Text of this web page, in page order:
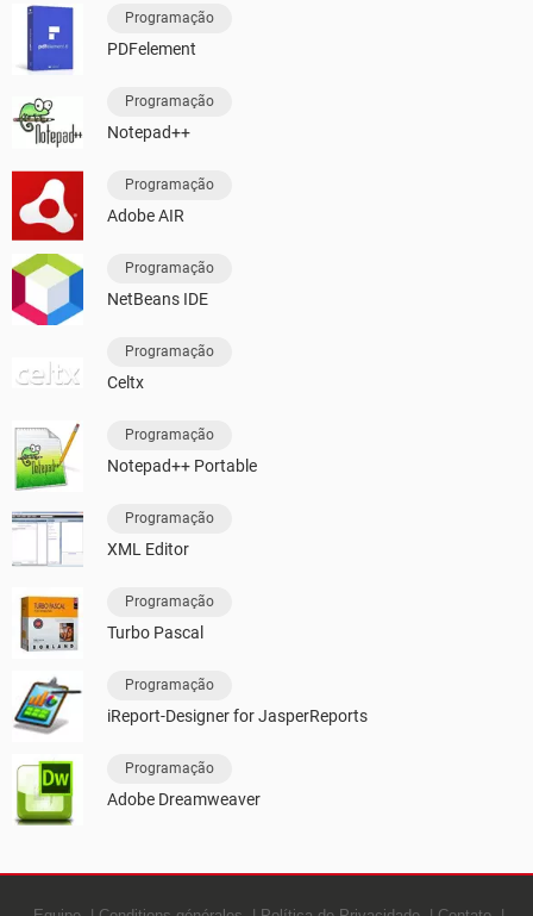
Programação
PDFelement
Programação
Notepad++
Programação
Adobe AIR
Programação
NetBeans IDE
Programação
Celtx
Programação
Notepad++ Portable
Programação
XML Editor
Programação
Turbo Pascal
Programação
iReport-Designer for JasperReports
Programação
Adobe Dreamweaver